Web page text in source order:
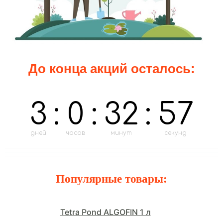
До конца акций осталось:
3
дней
: 0
часов
: 32
минут
: 55
секунд
Популярные товары:
Tetra Pond ALGOFIN 1 л